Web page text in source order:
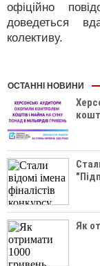
офіційно
доведеться
колективу.
ОСТАННІ НОВИНИ
Як